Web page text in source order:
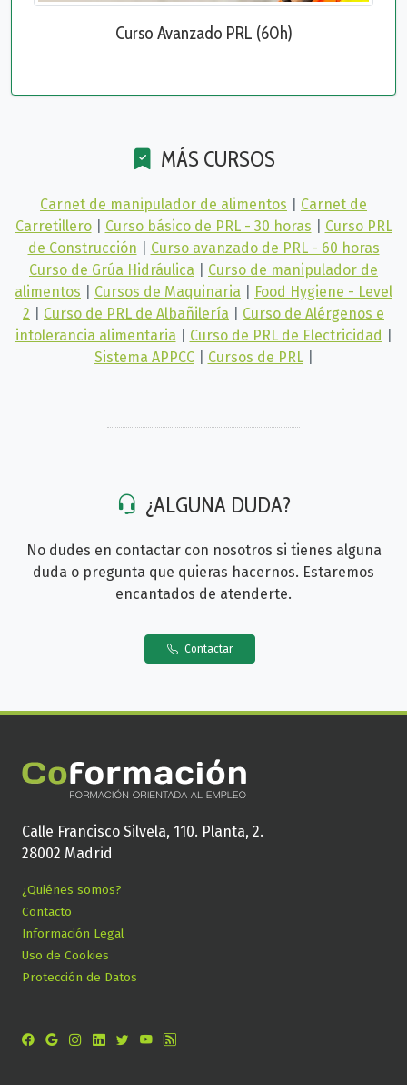
Curso Avanzado PRL (60h)
MÁS CURSOS
Carnet de manipulador de alimentos
Carnet de
Carretillero
Curso básico de PRL - 30 horas
Curso PRL
de Construcción
Curso avanzado de PRL - 60 horas
Curso de Grúa Hidráulica
Curso de manipulador de
alimentos
Cursos de Maquinaria
Food Hygiene - Level
2
Curso de PRL de Albañilería
Curso de Alérgenos e
intolerancia alimentaria
Curso de PRL de Electricidad
Sistema APPCC
Cursos de PRL
¿ALGUNA DUDA?
No dudes en contactar con nosotros si tienes alguna
duda o pregunta que quieras hacernos. Estaremos
encantados de atenderte.
Contactar
Calle Francisco Silvela, 110. Planta, 2.
28002 Madrid
¿Quiénes somos?
Contacto
Información Legal
Uso de Cookies
Protección de Datos